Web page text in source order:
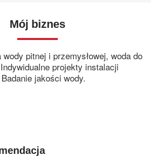
Mój biznes
pitnej i przemysłowej, woda do
projekty instalacji
jakości wody.